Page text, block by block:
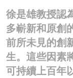
商業
科技
影片
名家榜
徐是雄教授認
多嶄新和原創
前所未見的創
生。這些因素
可持續上百年